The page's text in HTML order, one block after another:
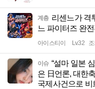
계층 리센느가 격
느 파이터즈 완
아이스티이 Lv.32
이슈 “설마 일본
은 日언론, 대한
국제사건으로 비